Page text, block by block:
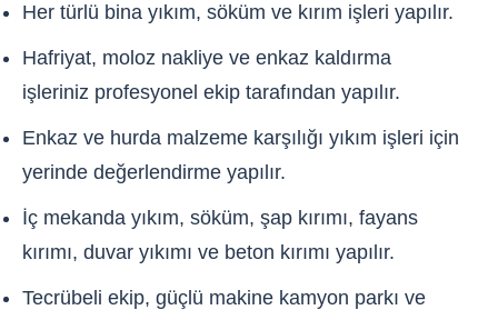
Her türlü bina yıkım, söküm ve kırım işleri yapılır.
Hafriyat, moloz nakliye ve enkaz kaldırma
işleriniz profesyonel ekip tarafından yapılır.
Enkaz ve hurda malzeme karşılığı yıkım işleri için
yerinde değerlendirme yapılır.
İç mekanda yıkım, söküm, şap kırımı, fayans
kırımı, duvar yıkımı ve beton kırımı yapılır.
Tecrübeli ekip, güçlü makine kamyon parkı ve